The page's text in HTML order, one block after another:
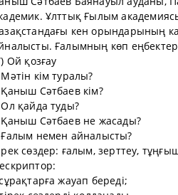
Ұлттық Ғылым
кен орындарының
Ғалымның көп
Ой қозғау
кім туралы?
Сәтбаев кім?
қайда туды?
Сәтбаев не жасады?
немен айналысты?
сөздер: ғалым, зерттеу,
жауап береді;